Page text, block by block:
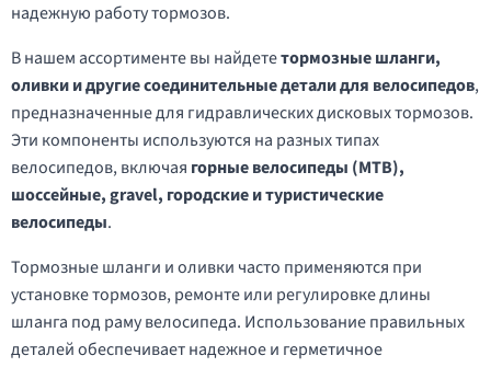
надежную работу тормозов.
В нашем ассортименте вы найдететормозные шланги,
оливки и другие соединительные детали для велосипедов,
предназначенные для гидравлических дисковых тормозов.
Эти компоненты используются на разных типах
велосипедов, включая горные велосипеды (MTB),
шоссейные, gravel, городские и туристические
велосипеды.
Тормозные шланги и оливки часто применяются при
установке тормозов, ремонте или регулировке длины
шланга под раму велосипеда. Использование правильных
деталей обеспечивает надежное и герметичное